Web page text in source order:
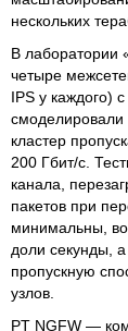
нескольких
В лаборатории
четыре
IPS у каждого)
смоделировали
кластер
200 Гбит/с.
канала,
пакетов при
минимальны,
доли секунды,
пропускную
узлов.
PT NGFW —